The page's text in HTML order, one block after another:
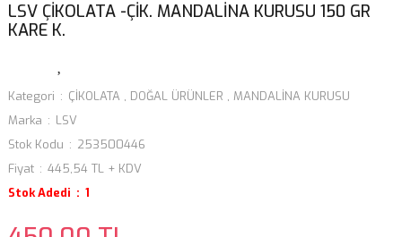
LSV ÇİKOLATA -ÇİK. MANDALİNA KURUSU 150 GR
KARE K.
Kategori ÇİKOLATA , DOĞAL ÜRÜNLER , MANDALİNA KURUSU
Marka
LSV
Stok Kodu
253500446
Fiyat
445,54 TL + KDV
Stok Adedi
1